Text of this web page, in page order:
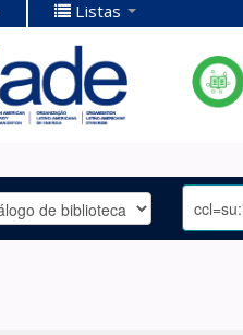
Listas